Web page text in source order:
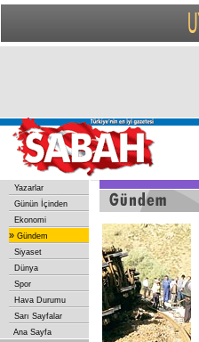
Yazarlar
Günün İçinden
Ekonomi
» Gündem
Siyaset
Dünya
Spor
Hava Durumu
Sarı Sayfalar
Ana Sayfa